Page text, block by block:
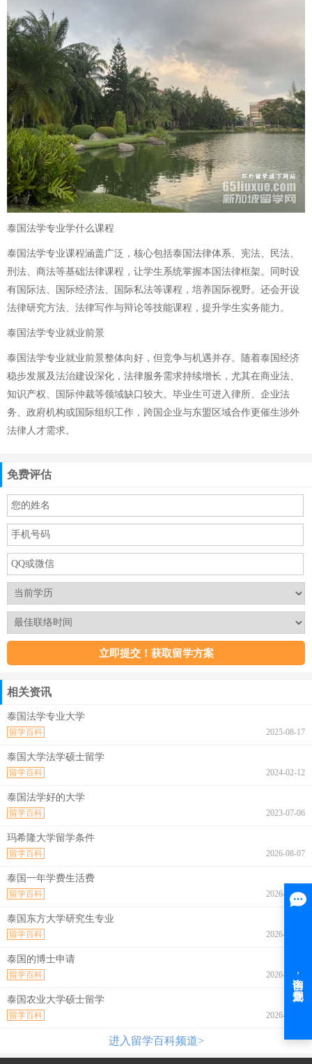
泰国法学专业学什么课程
泰国法学专业课程涵盖广泛，核心包括泰国法律体系、宪法、民法、
刑法、商法等基础法律课程，让学生系统掌握本国法律框架。同时设
有国际法、国际经济法、国际私法等课程，培养国际视野。还会开设
法律研究方法、法律写作与辩论等技能课程，提升学生实务能力。
泰国法学专业就业前景
泰国法学专业就业前景整体向好，但竞争与机遇并存。随着泰国经济
稳步发展及法治建设深化，法律服务需求持续增长，尤其在商业法、
知识产权、国际仲裁等领域缺口较大。毕业生可进入律所、企业法
务、政府机构或国际组织工作，跨国企业与东盟区域合作更催生涉外
法律人才需求。
免费评估
相关资讯
泰国法学专业大学
2025-08-17
留学百科
泰国大学法学硕士留学
2024-02-12
留学百科
泰国法学好的大学
2023-07-06
留学百科
玛希隆大学留学条件
2026-08-07
留学百科
泰国一年学费生活费
2026-08-07
留学百科
泰国东方大学研究生专业
2026-08-07
留学百科
泰国的博士申请
2026-08-07
留学百科
泰国农业大学硕士留学
2026-08-07
留学百科
进入留学百科频道>